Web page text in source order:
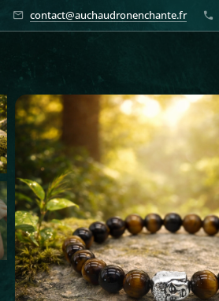
contact@auchaudronenchante.fr